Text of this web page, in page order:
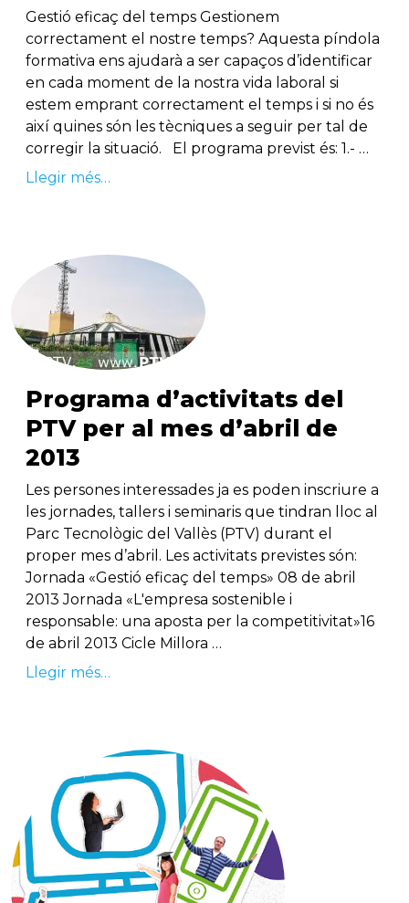
Gestió eficaç del temps Gestionem
correctament el nostre temps? Aquesta píndola
formativa ens ajudarà a ser capaços d’identificar
en cada moment de la nostra vida laboral si
estem emprant correctament el temps i si no és
així quines són les tècniques a seguir per tal de
corregir la situació. El programa previst és: 1.- …
Llegir més…
Programa d’activitats del
PTV per al mes d’abril de
2013
Les persones interessades ja es poden inscriure a
les jornades, tallers i seminaris que tindran lloc al
Parc Tecnològic del Vallès (PTV) durant el
proper mes d’abril. Les activitats previstes són:
Jornada «Gestió eficaç del temps» 08 de abril
2013 Jornada «L′empresa sostenible i
responsable: una aposta per la competitivitat»16
de abril 2013 Cicle Millora …
Llegir més…